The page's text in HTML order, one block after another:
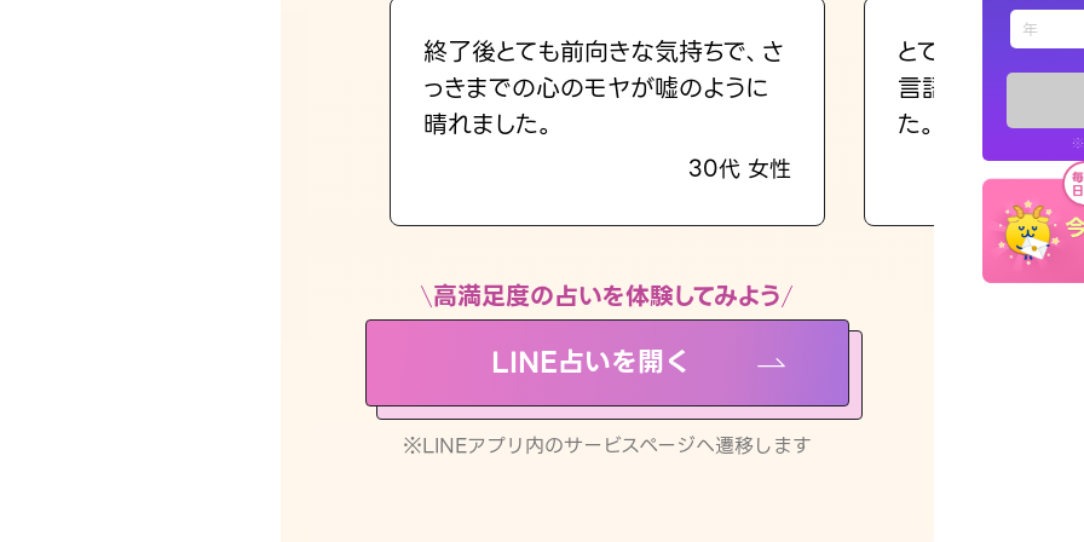
えもじ
お知らせ
終了後とても前向きな気持ちで、さ
っきまでの心のモヤが嘘のように
晴れました。
30代 女性
とても的確で感
言語化してくれ
た。
高満足度の占いを体験してみよう
LINE占いを開く
※LINEアプリ内のサービスページへ遷移します